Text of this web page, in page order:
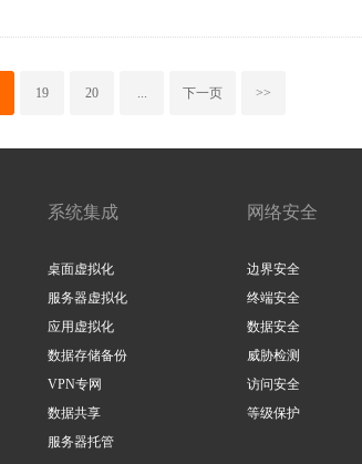
19 20 ... 下一页 >>
系统集成
桌面虚拟化
服务器虚拟化
应用虚拟化
数据存储备份
VPN专网
数据共享
服务器托管
网络安全
边界安全
终端安全
数据安全
威胁检测
访问安全
等级保护